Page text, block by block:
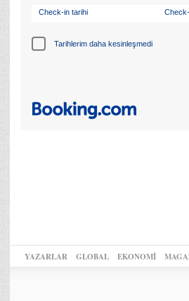
Check-in tarihi
Tarihlerim daha kesinleşmedi
YAZARLAR GLOBAL EKONOMİ